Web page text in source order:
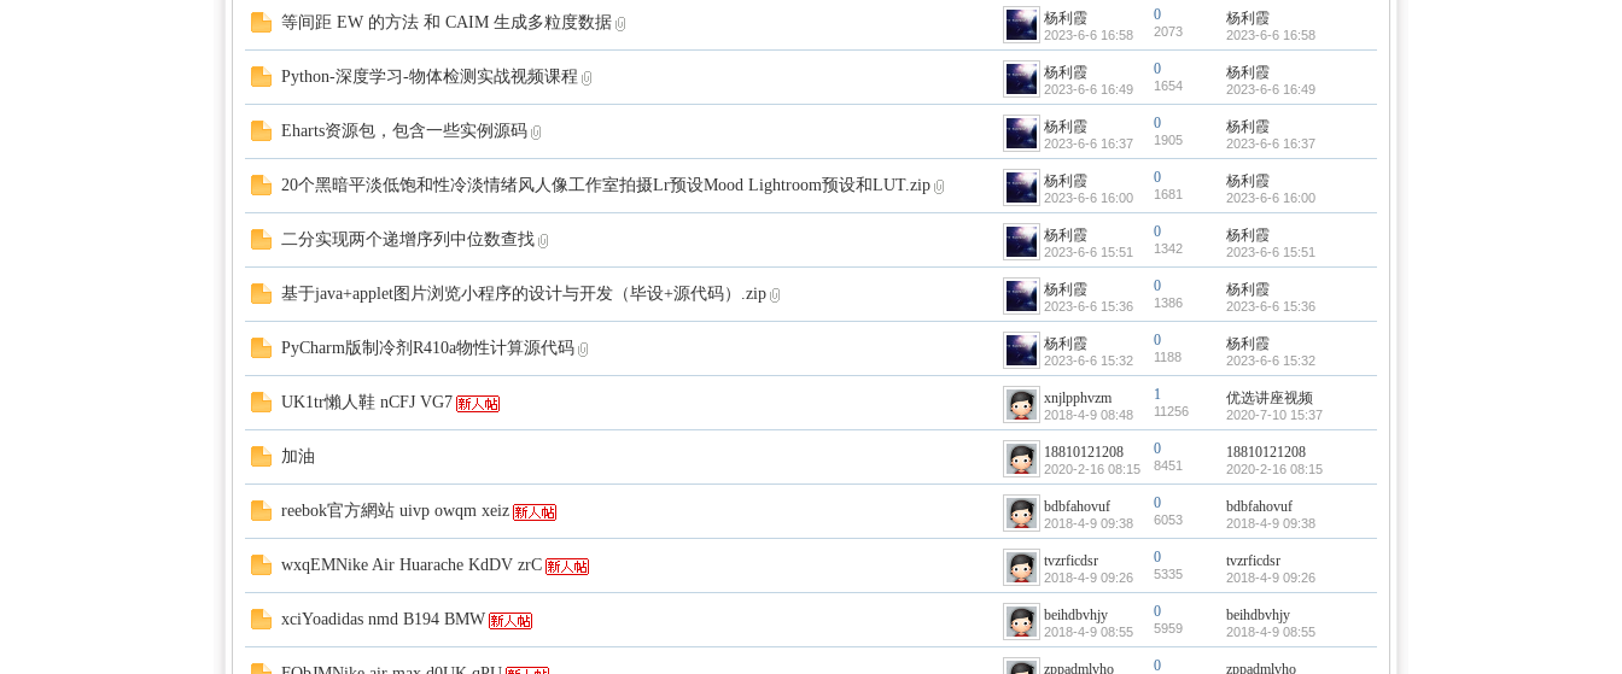
等间距 EW 的方法 和 CAIM 生成多粒度数据 杨利霞
2023-6-6 16:58
0
2073
杨利霞
2023-6-6 16:58
Python-深度学习-物体检测实战视频课程 杨利霞
2023-6-6 16:49
0
1654
杨利霞
2023-6-6 16:49
Eharts资源包，包含一些实例源码 杨利霞
2023-6-6 16:37
0
1905
杨利霞
2023-6-6 16:37
20个黑暗平淡低饱和性冷淡情绪风人像工作室拍摄Lr预设Mood Lightroom预设和LUT.zip 杨利霞
2023-6-6 16:00
0
1681
杨利霞
2023-6-6 16:00
二分实现两个递增序列中位数查找 杨利霞
2023-6-6 15:51
0
1342
杨利霞
2023-6-6 15:51
基于java+applet图片浏览小程序的设计与开发（毕设+源代码）.zip 杨利霞
2023-6-6 15:36
0
1386
杨利霞
2023-6-6 15:36
PyCharm版制冷剂R410a物性计算源代码 杨利霞
2023-6-6 15:32
0
1188
杨利霞
2023-6-6 15:32
UK1tr懶人鞋 nCFJ VG7 xnjlpphvzm
2018-4-9 08:48
1
11256
优选讲座视频
2020-7-10 15:37
加油 18810121208
2020-2-16 08:15
0
8451
18810121208
2020-2-16 08:15
reebok官方網站 uivp owqm xeiz bdbfahovuf
2018-4-9 09:38
0
6053
bdbfahovuf
2018-4-9 09:38
wxqEMNike Air Huarache KdDV zrC tvzrficdsr
2018-4-9 09:26
0
5335
tvzrficdsr
2018-4-9 09:26
xciYoadidas nmd B194 BMW beihdbvhjy
2018-4-9 08:55
0
5959
beihdbvhjy
2018-4-9 08:55
zppadmlvho 0 zppadmlvho